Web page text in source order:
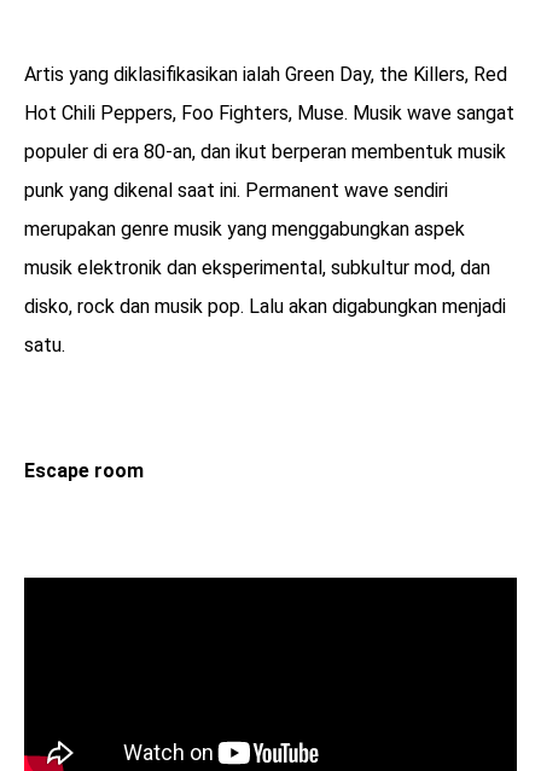
Artis yang diklasifikasikan ialah Green Day, the Killers, Red
Hot Chili Peppers, Foo Fighters, Muse. Musik wave sangat
populer di era 80-an, dan ikut berperan membentuk musik
punk yang dikenal saat ini. Permanent wave sendiri
merupakan genre musik yang menggabungkan aspek
musik elektronik dan eksperimental, subkultur mod, dan
disko, rock dan musik pop. Lalu akan digabungkan menjadi
satu.
Escape room